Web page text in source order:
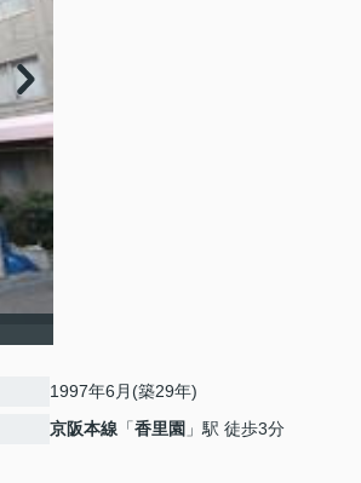
1997年6月(築29年)
京阪本線 「香里園 」駅 徒歩3分